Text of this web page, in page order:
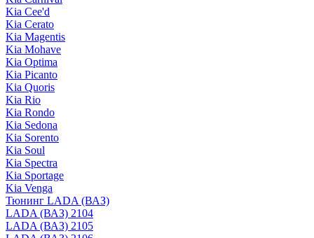
Kia Cee'd
Kia Cerato
Kia Magentis
Kia Mohave
Kia Optima
Kia Picanto
Kia Quoris
Kia Rio
Kia Rondo
Kia Sedona
Kia Sorento
Kia Soul
Kia Spectra
Kia Sportage
Kia Venga
Тюнинг LADA (ВАЗ)
LADA (ВАЗ) 2104
LADA (ВАЗ) 2105